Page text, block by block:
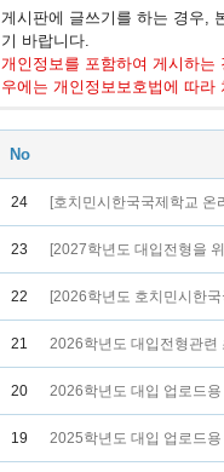
게시판에 글쓰기를 하는 경우,
기 바랍니다.
개인정보를 포함하여 게시하는
우에는 개인정보보호법에 따
No
24 [호치민시한국국제학교
23 [2027학년도 대입전형을
22 [2026학년도 호치민시한
21 2026학년도 대입전형관
20 2026학년도 대입 업로드
19 2025학년도 대입 업로드